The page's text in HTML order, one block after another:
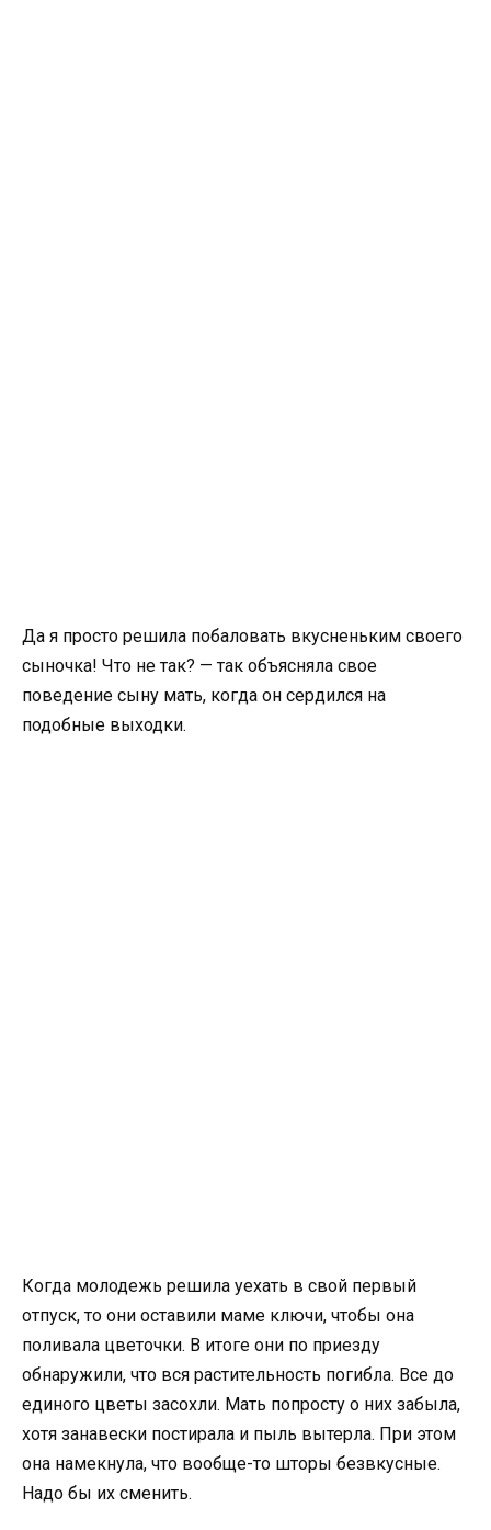
Да я просто решила побаловать вкусненьким своего
сыночка! Что не так? — так объясняла свое
поведение сыну мать, когда он сердился на
подобные выходки.
Когда молодежь решила уехать в свой первый
отпуск, то они оставили маме ключи, чтобы она
поливала цветочки. В итоге они по приезду
обнаружили, что вся растительность погибла. Все до
единого цветы засохли. Мать попросту о них забыла,
хотя занавески постирала и пыль вытерла. При этом
она намекнула, что вообще-то шторы безвкусные.
Надо бы их сменить.